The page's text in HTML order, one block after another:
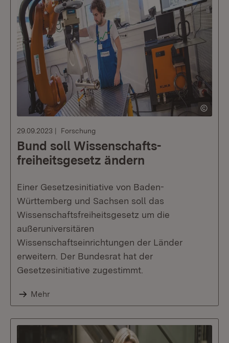
29.09.2023 Forschung
Bund soll Wissenschafts­
freiheitsgesetz ändern
Einer Gesetzesinitiative von Baden-
Württemberg und Sachsen soll das
Wissenschaftsfreiheitsgesetz um die
außeruniversitären
Wissenschaftseinrichtungen der Länder
erweitern. Der Bundesrat hat der
Gesetzesinitiative zugestimmt.
Mehr